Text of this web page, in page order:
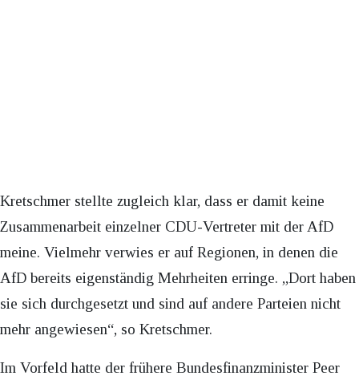
Kretschmer stellte zugleich klar, dass er damit keine
Zusammenarbeit einzelner CDU-Vertreter mit der AfD
meine. Vielmehr verwies er auf Regionen, in denen die
AfD bereits eigenständig Mehrheiten erringe. „Dort haben
sie sich durchgesetzt und sind auf andere Parteien nicht
mehr angewiesen“, so Kretschmer.
Im Vorfeld hatte der frühere Bundesfinanzminister Peer